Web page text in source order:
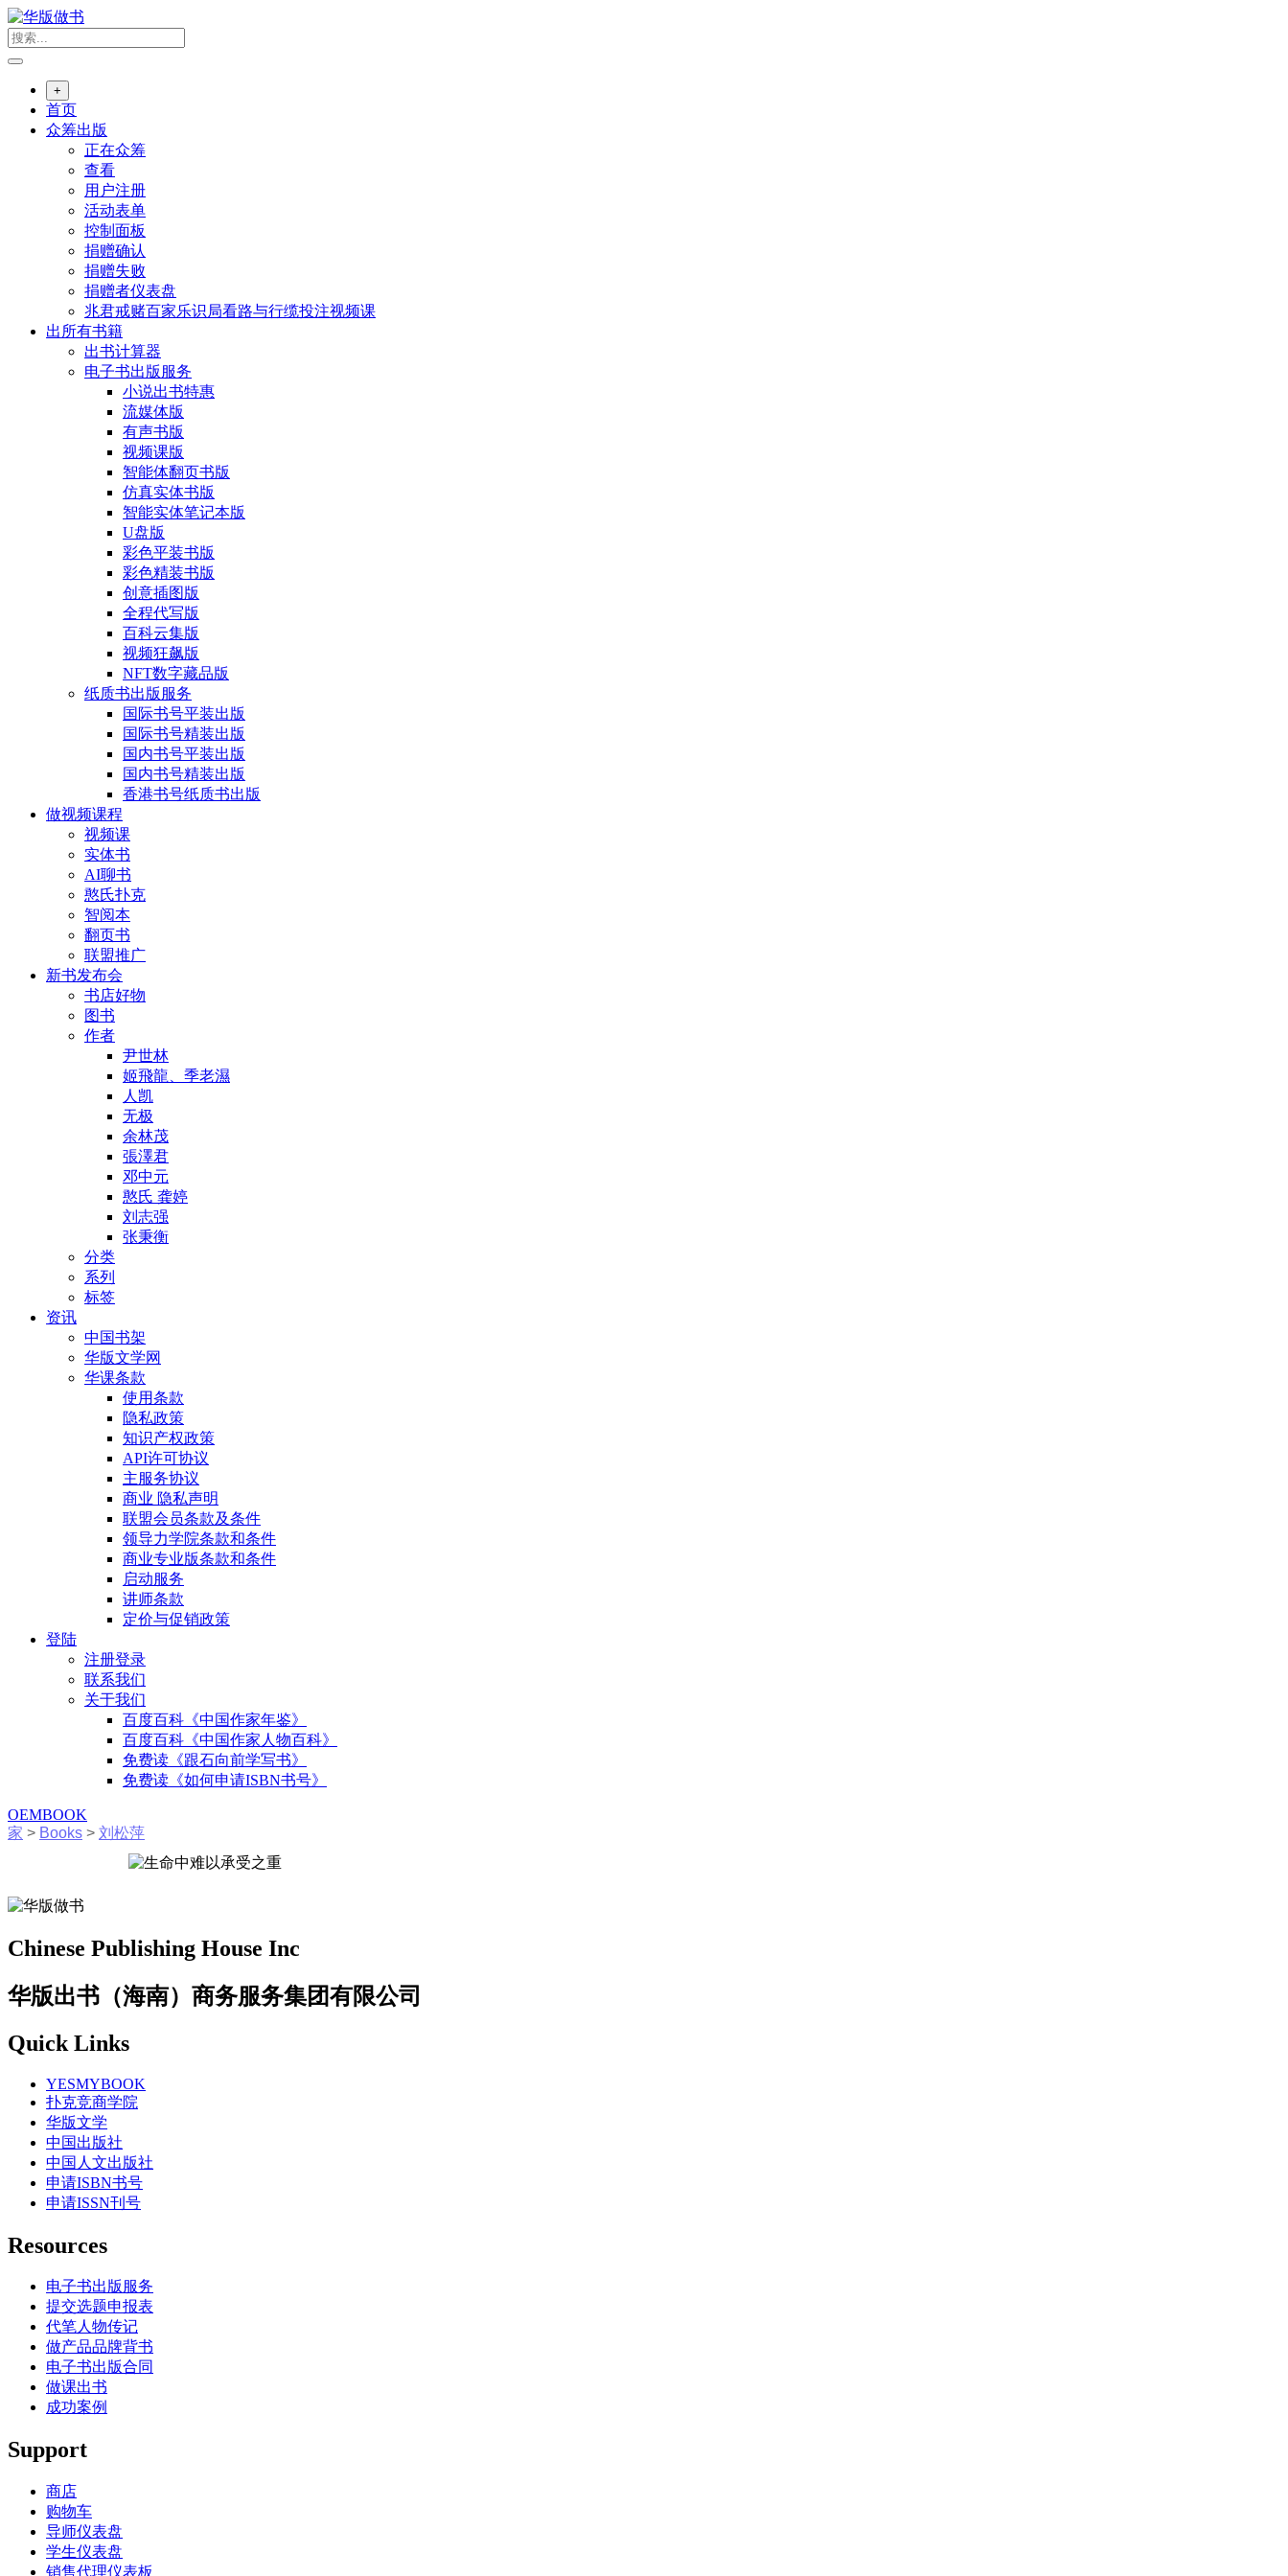
跳
转
到
+
首页
众筹出版
正在众筹
查看
用户注册
活动表单
控制面板
捐赠确认
捐赠失败
捐赠者仪表盘
兆君戒赌百家乐识局看路与行缆投注视频课
出所有书籍
出书计算器
电子书出版服务
小说出书特惠
流媒体版
有声书版
视频课版
智能体翻页书版
仿真实体书版
智能实体笔记本版
U盘版
彩色平装书版
彩色精装书版
创意插图版
全程代写版
百科云集版
视频狂飙版
NFT数字藏品版
纸质书出版服务
国际书号平装出版
国际书号精装出版
国内书号平装出版
国内书号精装出版
香港书号纸质书出版
做视频课程
视频课
实体书
AI聊书
憨氏扑克
智阅本
翻页书
联盟推广
新书发布会
书店好物
图书
作者
尹世林
姬飛龍、季老濕
人凯
无极
余林茂
張澤君
邓中元
憨氏 龚婷
刘志强
张秉衡
分类
系列
标签
资讯
中国书架
华版文学网
华课条款
使用条款
隐私政策
知识产权政策
API许可协议
主服务协议
商业 隐私声明
联盟会员条款及条件
领导力学院条款和条件
商业专业版条款和条件
启动服务
讲师条款
定价与促销政策
登陆
注册登录
联系我们
关于我们
百度百科《中国作家年鉴》
百度百科《中国作家人物百科》
免费读《跟石向前学写书》
免费读《如何申请ISBN书号》
OEMBOOK
家 > Books > 刘松萍
Chinese Publishing House Inc
华版出书（海南）商务服务集团有限公司
Quick Links
YESMYBOOK
扑克竞商学院
华版文学
中国出版社
中国人文出版社
申请ISBN书号
申请ISSN刊号
Resources
电子书出版服务
提交选题申报表
代笔人物传记
做产品品牌背书
电子书出版合同
做课出书
成功案例
Support
商店
购物车
导师仪表盘
学生仪表盘
销售代理仪表板